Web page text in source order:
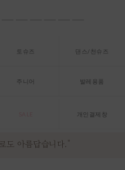
토슈즈 댄스/천슈즈
주니어 발레용품
개인결제창
도 아름답습니다."